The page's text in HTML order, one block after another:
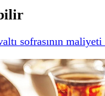
sofrasının